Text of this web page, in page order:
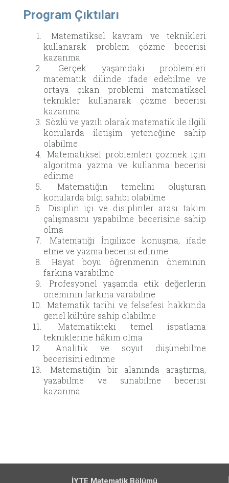
Program Çıktıları
Matematiksel kavram ve teknikleri
kullanarak problem çözme becerisi
kazanma
Gerçek yaşamdaki problemleri
matematik dilinde ifade edebilme ve
ortaya çıkan problemi matematiksel
teknikler kullanarak çözme becerisi
kazanma
Sözlü ve yazılı olarak matematik ile ilgili
konularda iletişim yeteneğine sahip
olabilme
Matematiksel problemleri çözmek için
algoritma yazma ve kullanma becerisi
edinme
Matematiğin temelini oluşturan
konularda bilgi sahibi olabilme
Disiplin içi ve disiplinler arası takım
çalışmasını yapabilme becerisine sahip
olma
Matematiği İngilizce konuşma, ifade
etme ve yazma becerisi edinme
Hayat boyu öğrenmenin öneminin
farkına varabilme
Profesyonel yaşamda etik değerlerin
öneminin farkına varabilme
Matematik tarihi ve felsefesi hakkında
genel kültüre sahip olabilme
Matematikteki temel ispatlama
tekniklerine hâkim olma
Analitik ve soyut düşünebilme
becerisini edinme
Matematiğin bir alanında araştırma,
yazabilme ve sunabilme becerisi
kazanma
İYTE Matematik Bölümü